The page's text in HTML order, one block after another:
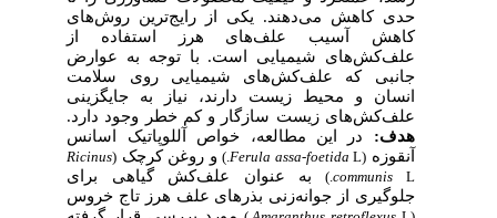
حدی کاهش می
دهند. یکی از رایج‌ترین روش های
کاهش آسیب علفهای هرز استفاده از
علف‌کشهای شیمیایی است. با توجه به عوارض
جانبی که علف‌کشهای شیمیایی روی سلامت
انسان و محیط زیست دارند، نیاز به جایگزینی
علف‌کشهای زیست سازگار و کم خطر وجود دارد.
هدف:در این مطالعه، خواص آللوپاتیک اسانس
آنقوزه(
Ferula assa-foetida L.) و روغن کرچک(
Ricinus
communis به عنوان علفکش گیاهی برای
جلوگیری از جوانه‌زنی بذرهای علف هرز تاج خروس